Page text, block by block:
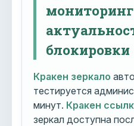
мониторинг
блокировки
Кракен зеркало
тестируется
минут. Кракен
зеркал доступна